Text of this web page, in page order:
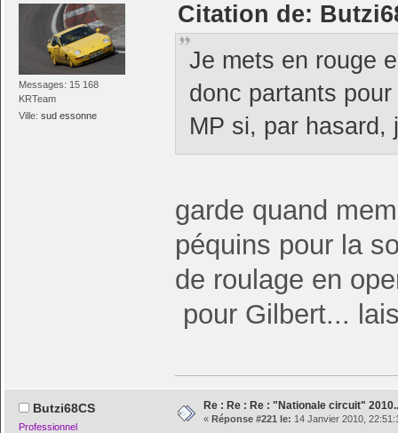
Messages: 15 168
KRTeam
Ville:sud essonne
Citation de:
Je mets en rouge
donc partants
MP si, par
garde quand
péquins pour la
de roulage en
pour Gilbert...
Butzi68CS
Professionnel
Re : Re : Re : "Nationale circuit"
« Réponse #221 le: 14 Janvier 2010,